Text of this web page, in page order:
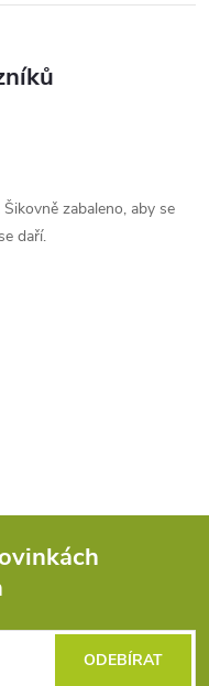
zabaleno, aby se
daří.
ODEBÍRAT